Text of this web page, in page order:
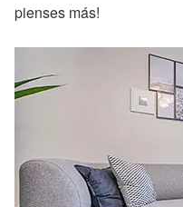
pienses más!